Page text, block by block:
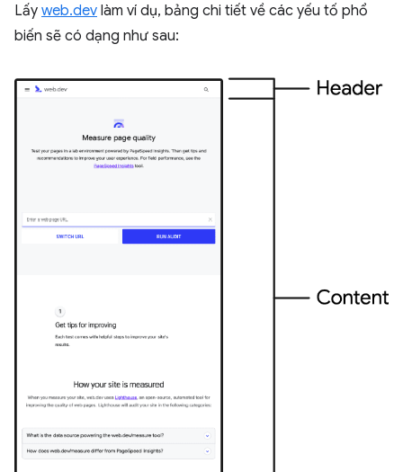
Lấy web.dev làm ví dụ, bảng chi tiết về các yếu tố phổ
biến sẽ có dạng như sau: